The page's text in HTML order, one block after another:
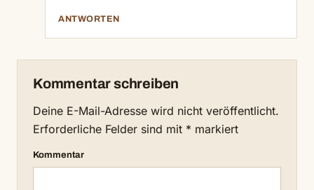
ANTWORTEN
Kommentar schreiben
Deine E-Mail-Adresse wird nicht veröffentlicht.
Erforderliche Felder sind mit * markiert
Kommentar